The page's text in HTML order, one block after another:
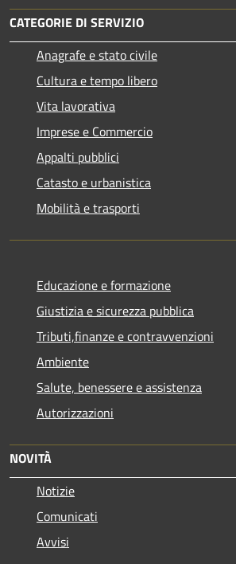
CATEGORIE DI SERVIZIO
Anagrafe e stato civile
Cultura e tempo libero
Vita lavorativa
Imprese e Commercio
Appalti pubblici
Catasto e urbanistica
Mobilità e trasporti
Educazione e formazione
Giustizia e sicurezza pubblica
Tributi,finanze e contravvenzioni
Ambiente
Salute, benessere e assistenza
Autorizzazioni
NOVITÀ
Notizie
Comunicati
Avvisi